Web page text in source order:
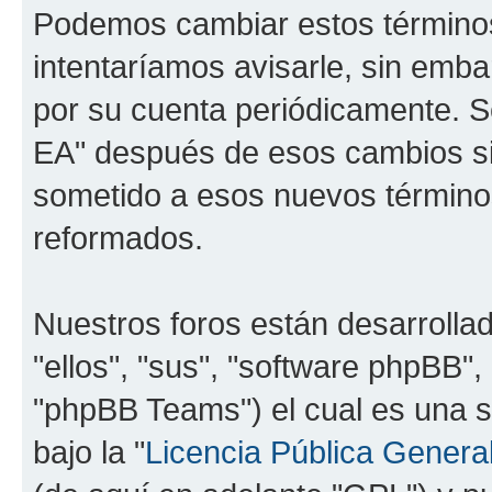
Podemos cambiar estos
intentaríamos avisarle, sin
por su cuenta periódicamente.
EA" después de esos cambios
sometido a esos nuevos
reformados.
Nuestros foros están
"ellos", "sus", "software
"phpBB Teams") el cual es una
bajo la "Licencia Pública